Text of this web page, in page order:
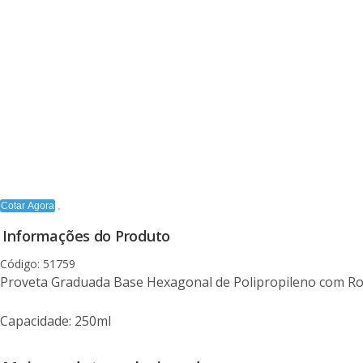
Cotar Agora
Informações do Produto
Código: 51759
Proveta Graduada Base Hexagonal de Polipropileno com
Capacidade: 250ml